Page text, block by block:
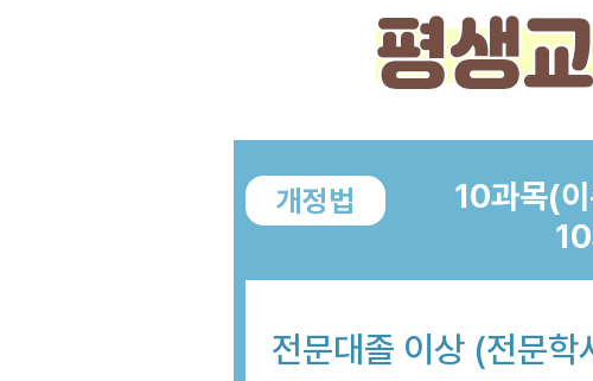
개정법
10과목(
전문대졸 이상 (전문학